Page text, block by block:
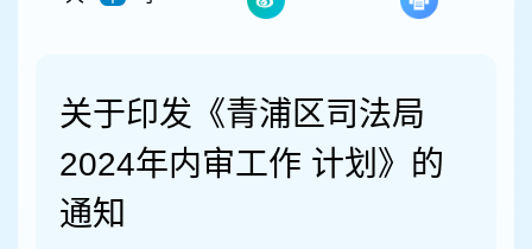
关于印发《青浦区司法局
2024年内审工作 计划》的
通知